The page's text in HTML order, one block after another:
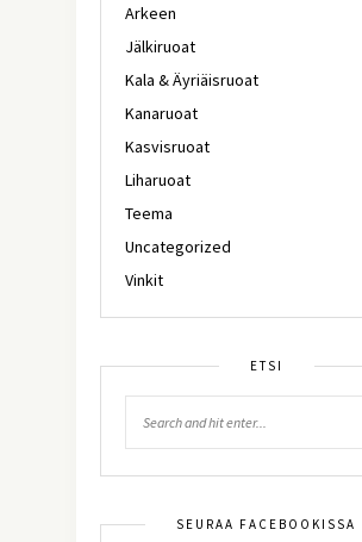
Arkeen
Jälkiruoat
Kala & Äyriäisruoat
Kanaruoat
Kasvisruoat
Liharuoat
Teema
Uncategorized
Vinkit
ETSI
SEURAA FACEBOOKISSA